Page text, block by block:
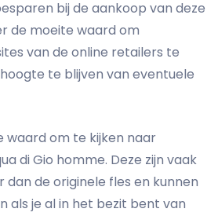
bij de aankoop van deze
de moeite waard om
van de online retailers te
te blijven van eventuele
waard om te kijken naar
di Gio homme. Deze zijn vaak
dan de originele fles en kunnen
als je al in het bezit bent van